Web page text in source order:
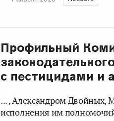
Профильный
с пестицидами и
... , Александром Двойных,
исполнения им